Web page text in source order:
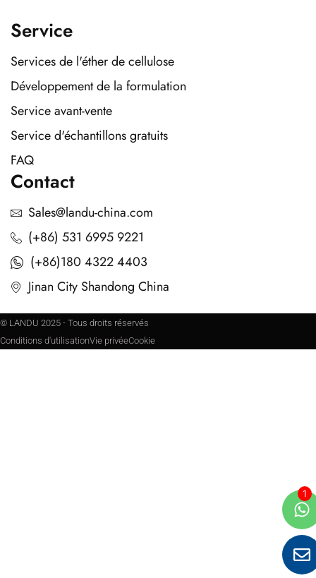
Service
Services de l'éther de cellulose
Développement de la formulation
Service avant-vente
Service d'échantillons gratuits
FAQ
Contact
Sales@landu-china.com
(+86) 531 6995 9221
(+86)180 4322 4403
Jinan City Shandong China
© LANDU 2025 - Tous droits réservés
Conditions d'utilisationVie privéeCookie